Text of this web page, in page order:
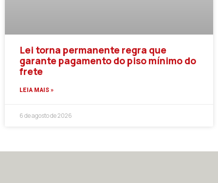
Lei torna permanente regra que
garante pagamento do piso mínimo do
frete
LEIA MAIS »
6 de agosto de 2026